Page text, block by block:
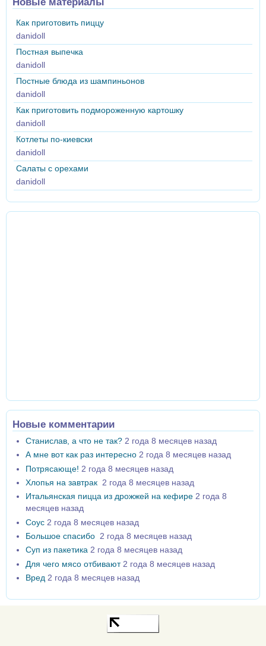
Как приготовить пиццу
danidoll
Постная выпечка
danidoll
Постные блюда из шампиньонов
danidoll
Как приготовить подмороженную картошку
danidoll
Котлеты по-киевски
danidoll
Салаты с орехами
danidoll
Новые комментарии
Станислав, а что не так? 2 года 8 месяцев назад
А мне вот как раз интересно 2 года 8 месяцев назад
Потрясающе! 2 года 8 месяцев назад
Хлопья на завтрак 2 года 8 месяцев назад
Итальянская пицца из дрожжей на кефире 2 года 8
месяцев назад
Соус 2 года 8 месяцев назад
Большое спасибо 2 года 8 месяцев назад
Суп из пакетика 2 года 8 месяцев назад
Для чего мясо отбивают 2 года 8 месяцев назад
Вред 2 года 8 месяцев назад